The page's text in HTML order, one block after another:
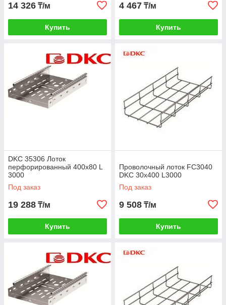
14 326 ₸/м
Купить
4 467 ₸/м
Купить
DKC 35306 Лоток
перфорированный 400х80 L
3000
Под заказ
19 288 ₸/м
Купить
Проволочный лоток FC3040
DKC 30х400 L3000
Под заказ
9 508 ₸/м
Купить